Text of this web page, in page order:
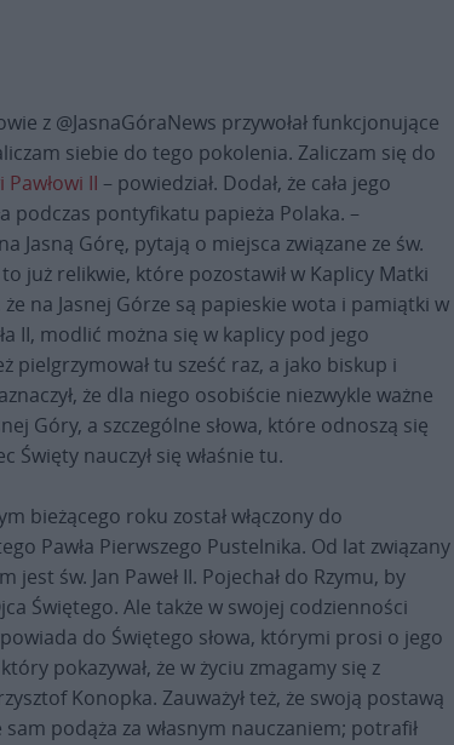
z @JasnaGóraNews przywołał funkcjonujące
siebie do tego pokolenia. Zaliczam się do
Pawłowi II – powiedział. Dodał, że cała jego
podczas pontyfikatu papieża Polaka. –
Jasną Górę, pytają o miejsca związane ze św.
to już relikwie, które pozostawił w Kaplicy Matki
że na Jasnej Górze są papieskie wota i pamiątki w
II, modlić można się w kaplicy pod jego
pielgrzymował tu sześć raz, a jako biskup i
że dla niego osobiście niezwykle ważne
Góry, a szczególne słowa, które odnoszą się
Święty nauczył się właśnie tu.
bieżącego roku został włączony do
Pawła Pierwszego Pustelnika. Od lat związany
św. Jan Paweł II. Pojechał do Rzymu, by
Świętego. Ale także w swojej codzienności
do Świętego słowa, którymi prosi o jego
pokazywał, że w życiu zmagamy się z
Konopka. Zauważył też, że swoją postawą
podąża za własnym nauczaniem; potrafił